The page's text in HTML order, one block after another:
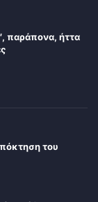
παράπονα, ήττα
του